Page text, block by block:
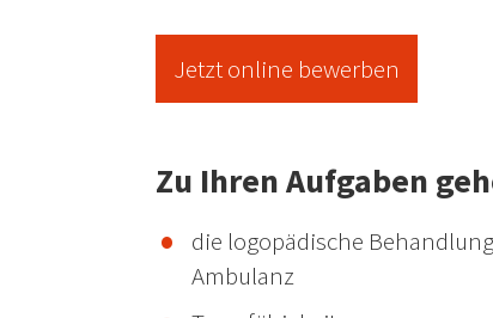
Jetzt online bewerben
Zu Ihren Aufgaben
die logopädische
Ambulanz